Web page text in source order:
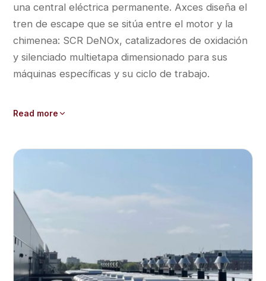
una central eléctrica permanente. Axces diseña el
tren de escape que se sitúa entre el motor y la
chimenea: SCR DeNOx, catalizadores de oxidación
y silenciado multietapa dimensionado para sus
máquinas específicas y su ciclo de trabajo.
Read more